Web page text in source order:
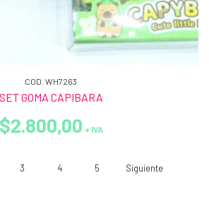
COD. WH7263
SET GOMA CAPIBARA
$2.800,00 + IVA
3 4 5 Siguiente